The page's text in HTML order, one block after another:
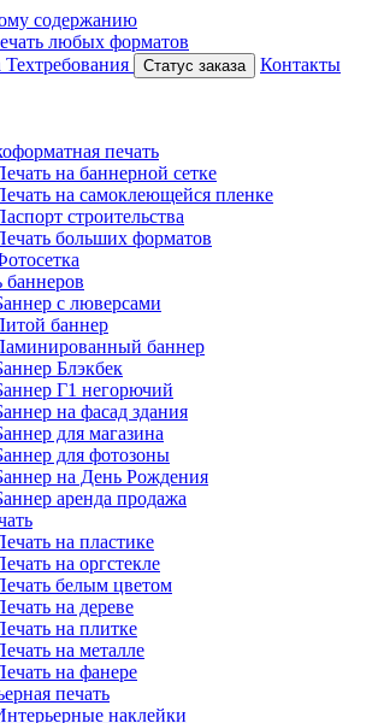
содержанию
Техтребования Статус заказа
Контакты
печать
на баннерной сетке
на самоклеющейся пленке
строительства
больших форматов
баннеров
с люверсами
баннер
баннер
Блэкбек
Г1 негорючий
на фасад здания
для магазина
для фотозоны
на День Рождения
аренда продажа
на пластике
на оргстекле
белым цветом
на дереве
на плитке
на металле
на фанере
печать
наклейки